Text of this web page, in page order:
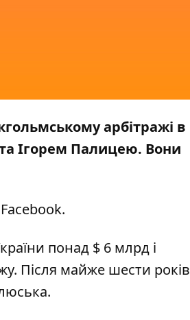
арбітражі в
Ігорем Палицею. Вони
понад $ 6 млрд і
Після майже шести років